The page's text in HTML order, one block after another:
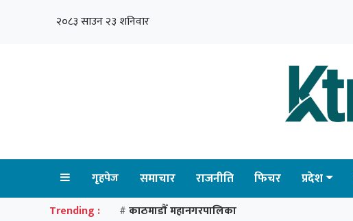
२०८३ साउन २३ शनिवार
गृहपेज समाचार राजनीति फिचर प्रदेश
Trending : # काठमाडौँ महानगरपालिका